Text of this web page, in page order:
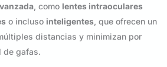
, como lentes intraoculares
o incluso inteligentes, que ofrecen un
distancias y minimizan por
de gafas.